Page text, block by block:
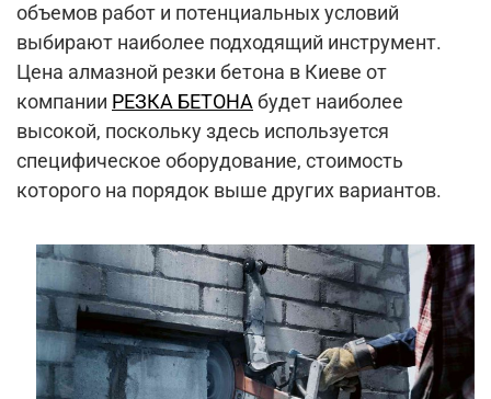
объемов работ и потенциальных условий
выбирают наиболее подходящий инструмент.
Цена алмазной резки бетона в Киеве от
компании РЕЗКА БЕТОНА будет наиболее
высокой, поскольку здесь используется
специфическое оборудование, стоимость
которого на порядок выше других вариантов.